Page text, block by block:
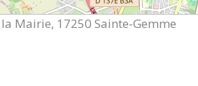
:
Mairie, 17250 Sainte-Gemme